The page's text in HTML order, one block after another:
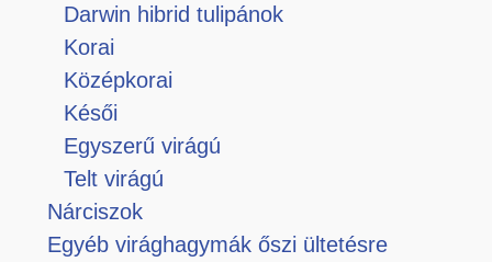
Darwin hibrid tulipánok
Korai
Középkorai
Késői
Egyszerű virágú
Telt virágú
Nárciszok
Egyéb virághagymák őszi ültetésre